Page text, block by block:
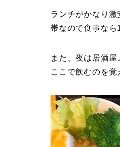
ランチがかなり
帯なので食事なら
また、夜は居酒
ここで飲むのを覚